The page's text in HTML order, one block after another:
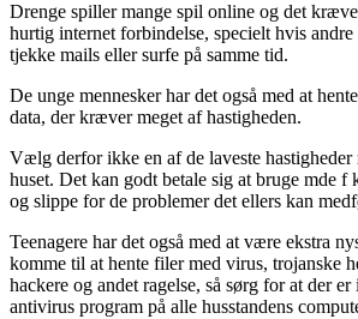
Drenge spiller mange spil online og det
hurtig internet forbindelse, specielt hvis
tjekke mails eller surfe på samme tid.
De unge mennesker har det også med at
data, der kræver meget af hastigheden.
Vælg derfor ikke en af de laveste hastigheder
huset. Det kan godt betale sig at bruge mde f
og slippe for de problemer det ellers kan
Teenagere har det også med at være ekstra
komme til at hente filer med virus, trojanske
hackere og andet ragelse, så sørg for at der
antivirus program på alle husstandens